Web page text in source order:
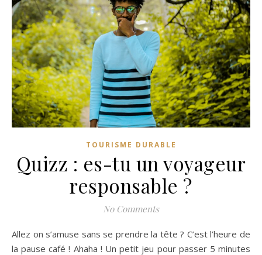
TOURISME DURABLE
Quizz : es-tu un voyageur
responsable ?
No Comments
Allez on s’amuse sans se prendre la tête ? C’est l’heure de
la pause café ! Ahaha ! Un petit jeu pour passer 5 minutes